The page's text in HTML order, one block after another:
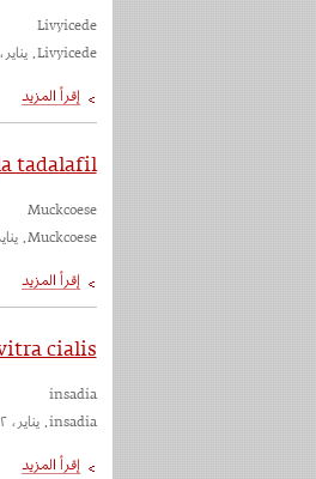
Livyicede
Livyicede. يناير، ٢٠٢٢
tadalafil
Muckcoese
Muckcoese. يناير، ٢٠٢٢
cialis
insadia
insadia. يناير، ٢٠٢٢